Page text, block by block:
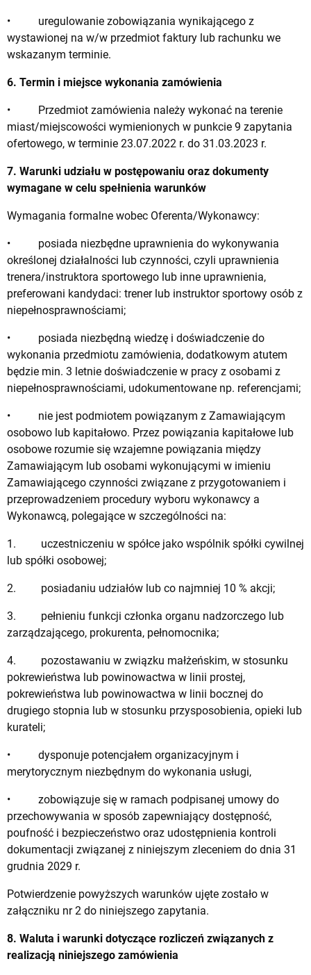
• uregulowanie zobowiązania wynikającego z
wystawionej na w/w przedmiot faktury lub rachunku we
wskazanym terminie.
6. Termin i miejsce wykonania zamówienia
• Przedmiot zamówienia należy wykonać na terenie
miast/miejscowości wymienionych w punkcie 9 zapytania
ofertowego, w terminie 23.07.2022 r. do 31.03.2023 r.
7. Warunki udziału w postępowaniu oraz dokumenty
wymagane w celu spełnienia warunków
Wymagania formalne wobec Oferenta/Wykonawcy:
• posiada niezbędne uprawnienia do wykonywania
określonej działalności lub czynności, czyli uprawnienia
trenera/instruktora sportowego lub inne uprawnienia,
preferowani kandydaci: trener lub instruktor sportowy osób z
niepełnosprawnościami;
• posiada niezbędną wiedzę i doświadczenie do
wykonania przedmiotu zamówienia, dodatkowym atutem
będzie min. 3 letnie doświadczenie w pracy z osobami z
niepełnosprawnościami, udokumentowane np. referencjami;
• nie jest podmiotem powiązanym z Zamawiającym
osobowo lub kapitałowo. Przez powiązania kapitałowe lub
osobowe rozumie się wzajemne powiązania między
Zamawiającym lub osobami wykonującymi w imieniu
Zamawiającego czynności związane z przygotowaniem i
przeprowadzeniem procedury wyboru wykonawcy a
Wykonawcą, polegające w szczególności na:
1. uczestniczeniu w spółce jako wspólnik spółki cywilnej
lub spółki osobowej;
2. posiadaniu udziałów lub co najmniej 10 % akcji;
3. pełnieniu funkcji członka organu nadzorczego lub
zarządzającego, prokurenta, pełnomocnika;
4. pozostawaniu w związku małżeńskim, w stosunku
pokrewieństwa lub powinowactwa w linii prostej,
pokrewieństwa lub powinowactwa w linii bocznej do
drugiego stopnia lub w stosunku przysposobienia, opieki lub
kurateli;
• dysponuje potencjałem organizacyjnym i
merytorycznym niezbędnym do wykonania usługi,
• zobowiązuje się w ramach podpisanej umowy do
przechowywania w sposób zapewniający dostępność,
poufność i bezpieczeństwo oraz udostępnienia kontroli
dokumentacji związanej z niniejszym zleceniem do dnia 31
grudnia 2029 r.
Potwierdzenie powyższych warunków ujęte zostało w
załączniku nr 2 do niniejszego zapytania.
8. Waluta i warunki dotyczące rozliczeń związanych z
realizacją niniejszego zamówienia